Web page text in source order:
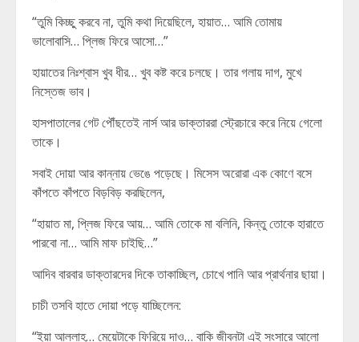
“তুমি কিচ্ছু করবে না, তুমি কথা দিয়েছিলে, হায়াত… আমি তোমায়
ভালোবাসি… প্লিজ ফিরে আসো…”
হায়াতের নিঃশ্বাস খুব ধীর… খুব কষ্ট করে চলছে। তার গলায় দাগ, মুখে
নিস্তেজ ভাব।
হাসপাতালের গেট পৌঁছতেই নার্স আর ডাক্তাররা স্ট্রেচারে করে নিয়ে গেলো
তাকে।
সবাই দোয়া আর কান্নায় ভেঙে পড়েছে। মিসেস অরোরা এক কোণে বসে
কাঁপতে কাঁপতে বিড়বিড় করছিলেন,
“হায়াত মা, প্লিজ ফিরে আয়… আমি তোকে মা বলিনি, কিন্তু তোকে হারাতে
পারবো না… আমি মাফ চাইছি…”
আদিব বারবার ডাক্তারদের দিকে তাকাচ্ছিল, চোখে পানি আর প্রার্থনার ছায়া।
চাচী তসবি হাতে দোয়া পড়ে যাচ্ছিলেন:
“ইয়া আল্লাহ… মেয়েটাকে ফিরিয়ে দাও… বাকি জীবনটা এই সংসারে আলো